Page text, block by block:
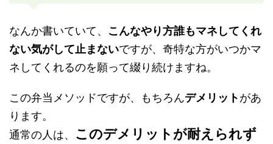
なんか書いていて、 こんなやり方誰もマネしてくれ
ない気がして止まないですが、奇特な方がいつかマ
ネしてくれるのを願って綴り続けますね。
この弁当メソッドですが、もちろんデメリット があ
ります。
通常の人は、 このデメリットが耐えられず